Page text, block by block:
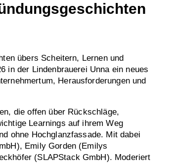
übers Scheitern, Lernen und
in der Lindenbrauerei Unna ein neues
Herausforderungen und
die offen über Rückschläge,
Learnings auf ihrem Weg
ohne Hochglanzfassade. Mit dabei
Emily Gorden (Emilys
(SLAPStack GmbH). Moderiert